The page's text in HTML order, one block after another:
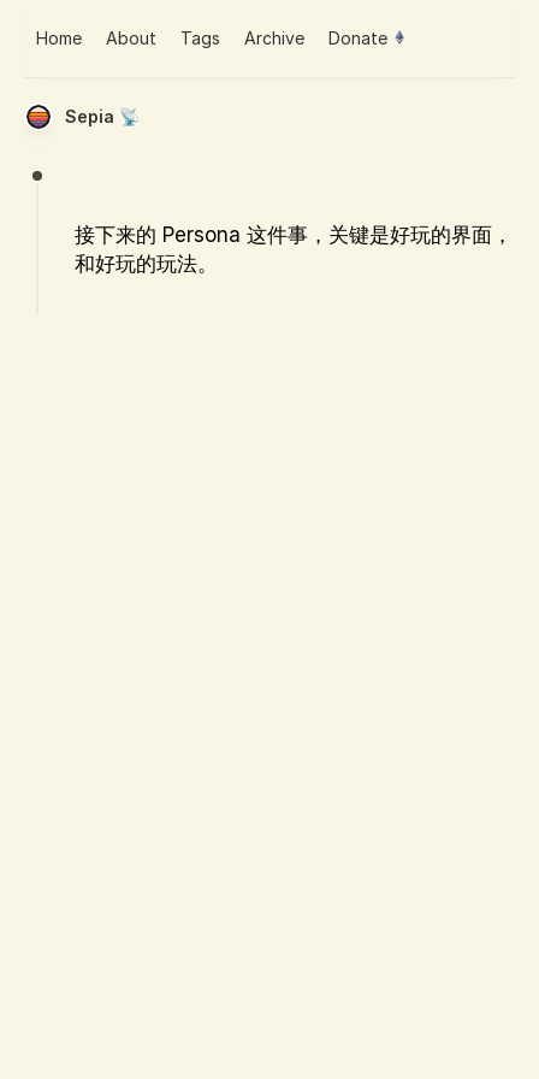
Sepia 📡
接下来的 Persona 这件事，关键是好玩的界面，
和好玩的玩法。
Home About Tags Archive Donate